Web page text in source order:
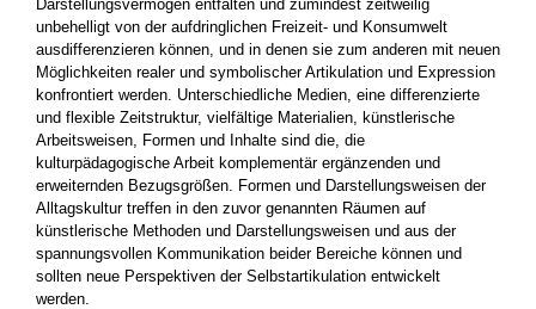
Darstellungsvermögen entfalten und zumindest zeitweilig
unbehelligt von der aufdringlichen Freizeit- und Konsumwelt
ausdifferenzieren können, und in denen sie zum ande­ren mit neuen
Möglichkeiten realer und symboli­scher Artikulation und Expression
konfrontiert werden. Unterschiedliche Medien, eine differen­zierte
und flexible Zeitstruktur, vielfältige Mate­rialien, künstlerische
Arbeitsweisen, Formen und Inhalte sind die, die
kulturpädagogische Arbeit komplementär ergänzenden und
erweiternden Bezugsgrößen. Formen und Darstellungsweisen der
Alltagskultur treffen in den zuvor genannten Räumen auf
künstlerische Methoden und Dar­stellungsweisen und aus der
spannungsvollen Kommunikation beider Bereiche können und
sollten neue Perspektiven der Selbstartikulation entwickelt
werden.